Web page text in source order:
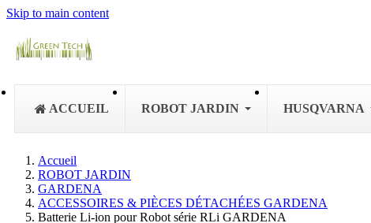
Skip to main content
ACCUEIL ROBOT JARDIN HUSQVARNA
Accueil
ROBOT JARDIN
GARDENA
ACCESSOIRES & PIÈCES DÉTACHÉES GARDENA
Batterie Li-ion pour Robot série RLi GARDENA